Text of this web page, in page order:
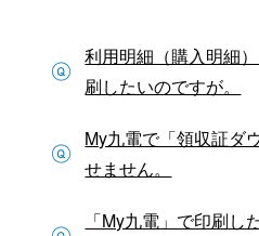
利用明細（購入明細
刷したいのですが。
My九電で「領収証ダ
せません。
「My九電」で印刷